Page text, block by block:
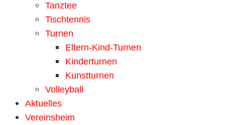
Tanztee
Tischtennis
Turnen
Eltern-Kind-Turnen
Kinderturnen
Kunstturnen
Volleyball
Aktuelles
Vereinsheim